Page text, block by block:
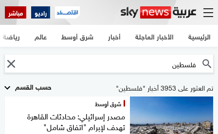
راديو مباشر
الرئيسية الأخبار العاجلة أخبار شرق أوسط عالم رياضة
حسب القسم تم العثور على 3953 أخبار "فلسطين"
شرق أوسط
مصدر إسرائيلي: محادثات القاهرة
تهدف لإبرام "اتفاق شامل"